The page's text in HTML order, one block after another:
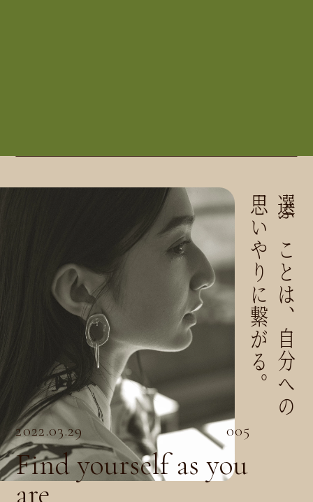
005
2022.03.29
Find yourself as you
are
選ぶことは、自分への
思いやりに繋がる。